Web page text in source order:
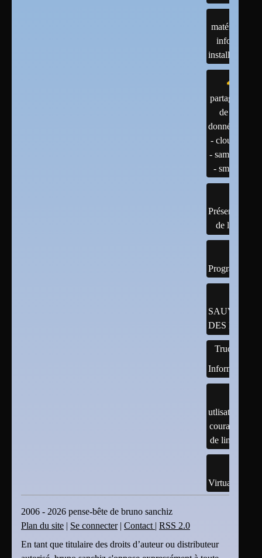
matériels :
infos et
installations
partage
de
données
- cloud
- samba
- smb
Présentation
de linux
DES
Trucs
Informatiques
utlisation
courante
de linux
Virtualisation
2006 - 2026 pense-bête de bruno sanchiz
Plan du site | Se connecter| Contact | RSS 2.0
En tant que titulaire des droits d’auteur ou distributeur